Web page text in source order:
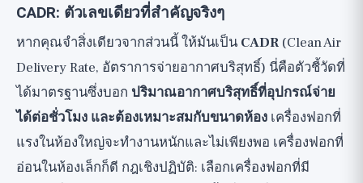
CADR: ตัวเลขเดียวที่สำคัญจริงๆ
หากคุณจำสิ่งเดียวจากส่วนนี้ ให้มันเป็น CADR (Clean Air
Delivery Rate, อัตราการจ่ายอากาศบริสุทธิ์) นี่คือตัวชี้วัดที่
ได้มาตรฐานซึ่งบอก ปริมาณอากาศบริสุทธิ์ที่อุปกรณ์จ่าย
ได้ต่อชั่วโมง และต้องเหมาะสมกับขนาดห้อง เครื่องฟอกที่
แรงในห้องใหญ่จะทำงานหนักและไม่เพียงพอ เครื่องฟอกที่
อ่อนในห้องเล็กก็ดี กฎเชิงปฏิบัติ: เลือกเครื่องฟอกที่มี